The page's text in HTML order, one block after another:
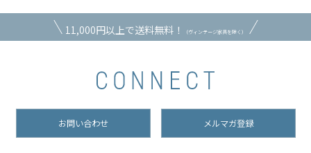
11,000円以上で送料無料！ （ヴィンテージ家具を除く）
お問い合わせ メルマガ登録